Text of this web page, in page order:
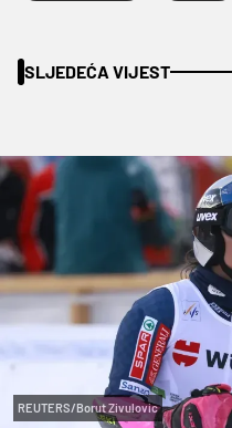
SLJEDEĆA VIJEST
REUTERS/Borut Zivulovic